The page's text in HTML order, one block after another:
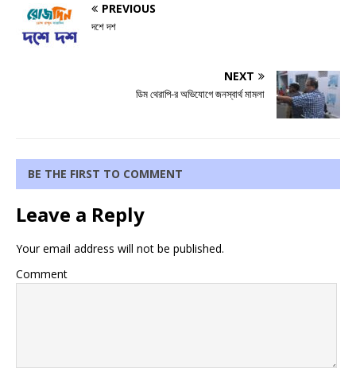
PREVIOUS
দশে দশ
NEXT
ডিম থেরাপি-র অভিযোগে জনস্বার্থ মামলা
BE THE FIRST TO COMMENT
Leave a Reply
Your email address will not be published.
Comment